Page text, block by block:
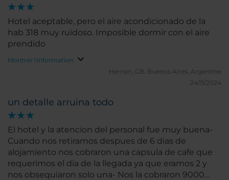
Hotel aceptable, pero el aire acondicionado de la
hab 318 muy ruidoso. Imposible dormir con el aire
prendido
Montrer l'information
Hernan_GB. Buenos Aires, Argentine
24/11/2024
un detalle arruina todo
El hotel y la atencion del personal fue muy buena-
Cuando nos retiramos despues de 6 dias de
alojamiento nos cobraron una capsula de cafe que
requerimos el dia de la llegada ya que eramos 2 y
nos obsequiaron solo una- Nos la cobraron 9000